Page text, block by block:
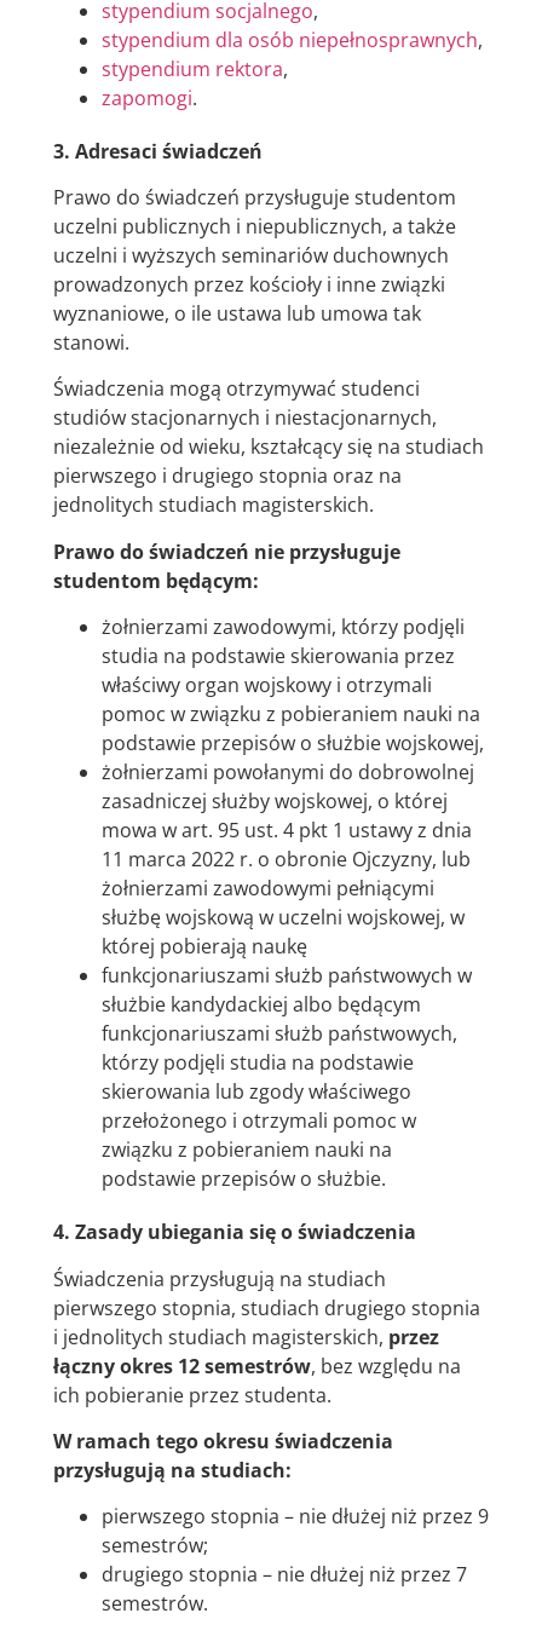
stypendium socjalnego,
stypendium dla osób niepełnosprawnych,
stypendium rektora,
zapomogi.
3. Adresaci świadczeń
Prawo do świadczeń przysługuje studentom
uczelni publicznych i niepublicznych, a także
uczelni i wyższych seminariów duchownych
prowadzonych przez kościoły i inne związki
wyznaniowe, o ile ustawa lub umowa tak
stanowi.
Świadczenia mogą otrzymywać studenci
studiów stacjonarnych i niestacjonarnych,
niezależnie od wieku, kształcący się na studiach
pierwszego i drugiego stopnia oraz na
jednolitych studiach magisterskich.
Prawo do świadczeń nie przysługuje
studentom będącym:
żołnierzami zawodowymi, którzy podjęli
studia na podstawie skierowania przez
właściwy organ wojskowy i otrzymali
pomoc w związku z pobieraniem nauki na
podstawie przepisów o służbie wojskowej,
żołnierzami powołanymi do dobrowolnej
zasadniczej służby wojskowej, o której
mowa w art. 95 ust. 4 pkt 1 ustawy z dnia
11 marca 2022 r. o obronie Ojczyzny, lub
żołnierzami zawodowymi pełniącymi
służbę wojskową w uczelni wojskowej, w
której pobierają naukę
funkcjonariuszami służb państwowych w
służbie kandydackiej albo będącym
funkcjonariuszami służb państwowych,
którzy podjęli studia na podstawie
skierowania lub zgody właściwego
przełożonego i otrzymali pomoc w
związku z pobieraniem nauki na
podstawie przepisów o służbie.
4. Zasady ubiegania się o świadczenia
Świadczenia przysługują na studiach
pierwszego stopnia, studiach drugiego stopnia
i jednolitych studiach magisterskich, przez
łączny okres 12 semestrów, bez względu na
ich pobieranie przez studenta.
W ramach tego okresu świadczenia
przysługują na studiach:
pierwszego stopnia – nie dłużej niż przez 9
semestrów;
drugiego stopnia – nie dłużej niż przez 7
semestrów.